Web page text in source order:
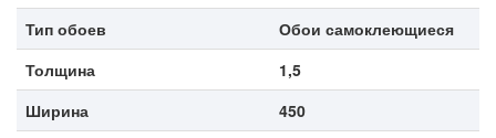
Тип обоев
Обои самоклеющиеся
Толщина
1,5
Ширина
450